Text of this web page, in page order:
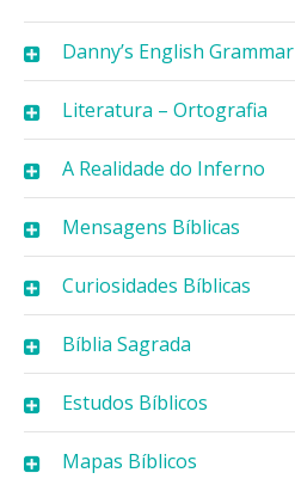
Danny’s English Grammar
Literatura – Ortografia
A Realidade do Inferno
Mensagens Bíblicas
Curiosidades Bíblicas
Bíblia Sagrada
Estudos Bíblicos
Mapas Bíblicos